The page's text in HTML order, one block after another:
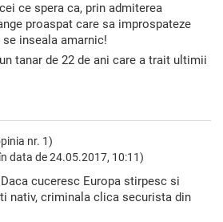
ce spera ca, prin admiterea
proaspat care sa improspateze
inseala amarnic!
tanar de 22 de ani care a trait ultimii
nr. 1)
data de24.05.2017, 10:11)
cuceresc Europa stirpesc si
nativ, criminala clica securista din